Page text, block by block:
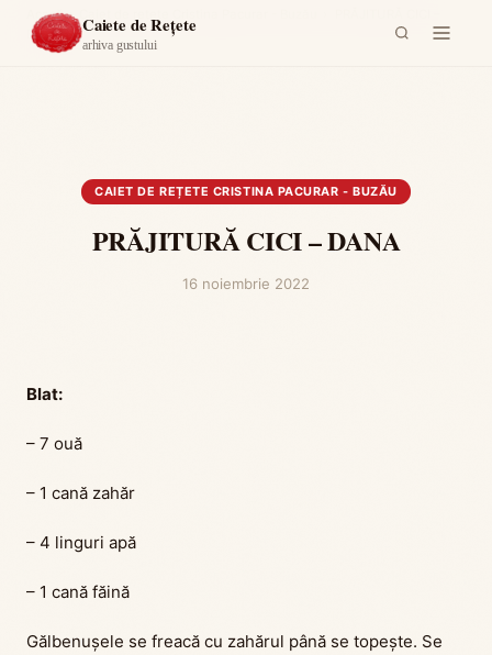
Caiete de Rețete
arhiva gustului
Acasă ›
DANA
CAIET DE REȚETE CRISTINA PACURAR - BUZĂU
PRĂJITURĂ CICI – DANA
16 noiembrie 2022
Blat:
– 7 ouă
– 1 cană zahăr
– 4 linguri apă
– 1 cană făină
Gălbenușele se freacă cu zahărul până se topește. Se